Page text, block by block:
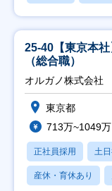
25-40【東京本
（総合職）
オルガノ株式会社
東京都
713万~1049万
正社員採用 土
産休・育休あり